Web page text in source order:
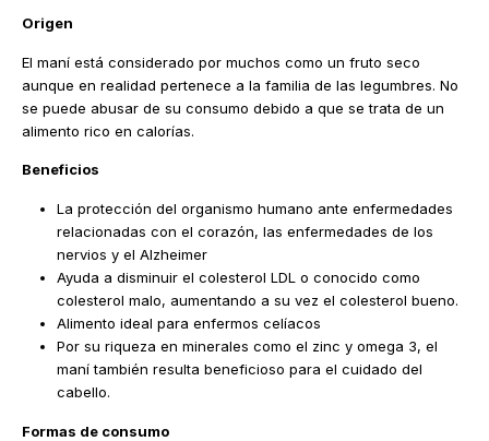
Origen
El maní está considerado por muchos como un fruto seco
aunque en realidad pertenece a la familia de las legumbres. No
se puede abusar de su consumo debido a que se trata de un
alimento rico en calorías.
Beneficios
La protección del organismo humano ante enfermedades
relacionadas con el corazón, las enfermedades de los
nervios y el Alzheimer
Ayuda a disminuir el colesterol LDL o conocido como
colesterol malo, aumentando a su vez el colesterol bueno.
Alimento ideal para enfermos celíacos
Por su riqueza en minerales como el zinc y omega 3, el
maní también resulta beneficioso para el cuidado del
cabello.
Formas de consumo